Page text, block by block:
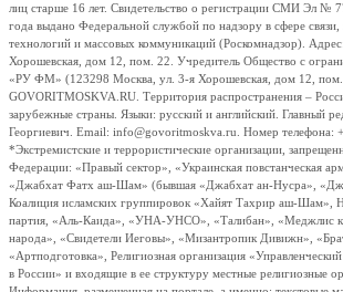
лиц старше 16 лет. Свидетельство о регистрации СМИ Эл №
года выдано Федеральной службой по надзору в сфере
технологий и массовых коммуникаций (Роскомнадзор).
Хорошевская, дом 12, пом. 22. Учредитель Общество с
«РУ ФМ» (123298 Москва, ул. 3-я Хорошевская, дом 12, пом.
GOVORITMOSKVA.RU. Территория распространения –
зарубежные страны. Языки: русский и английский. Главный
Георгиевич. Email: info@govoritmoskva.ru. Номер телефона:
*Экстремистские и террористические организации,
Федерации: «Правый сектор», «Украинская повстанческая
«Джабхат Фатх аш-Шам» (бывшая «Джабхат ан-Нусра»,
Коалиция исламских группировок «Хайят Тахрир аш-Шам»,
партия, «Аль-Каида», «УНА-УНСО», «Талибан», «Меджлис
народа», «Свидетели Иеговы», «Мизантропик Дивижн»,
«Артподготовка», Религиозная организация
в России» и входящие в ее структуру местные религиозные